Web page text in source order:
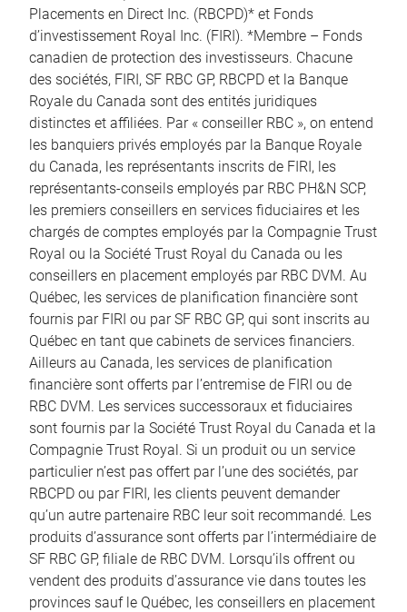
Placements en Direct Inc. (RBCPD)* et Fonds
d’investissement Royal Inc. (FIRI). *Membre – Fonds
canadien de protection des investisseurs. Chacune
des sociétés, FIRI, SF RBC GP, RBCPD et la Banque
Royale du Canada sont des entités juridiques
distinctes et affiliées. Par « conseiller RBC », on entend
les banquiers privés employés par la Banque Royale
du Canada, les représentants inscrits de FIRI, les
représentants-conseils employés par RBC PH&N SCP,
les premiers conseillers en services fiduciaires et les
chargés de comptes employés par la Compagnie Trust
Royal ou la Société Trust Royal du Canada ou les
conseillers en placement employés par RBC DVM. Au
Québec, les services de planification financière sont
fournis par FIRI ou par SF RBC GP, qui sont inscrits au
Québec en tant que cabinets de services financiers.
Ailleurs au Canada, les services de planification
financière sont offerts par l’entremise de FIRI ou de
RBC DVM. Les services successoraux et fiduciaires
sont fournis par la Société Trust Royal du Canada et la
Compagnie Trust Royal. Si un produit ou un service
particulier n’est pas offert par l’une des sociétés, par
RBCPD ou par FIRI, les clients peuvent demander
qu’un autre partenaire RBC leur soit recommandé. Les
produits d’assurance sont offerts par l’intermédiaire de
SF RBC GP, filiale de RBC DVM. Lorsqu’ils offrent ou
vendent des produits d’assurance vie dans toutes les
provinces sauf le Québec, les conseillers en placement